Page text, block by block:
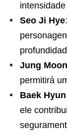
Seo Ji Hye
Jung
permitirá
Baek
ele